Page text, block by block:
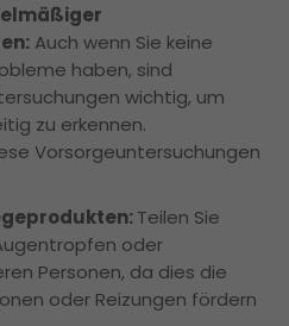
Auch wenn Sie keine
haben, sind
wichtig, um
zu erkennen.
Vorsorgeuntersuchungen
Teilen Sie
oder
Personen, da dies die
oder Reizungen fördern